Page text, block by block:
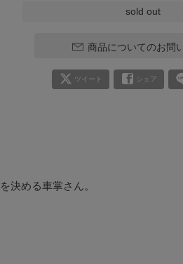
sold out
商品についてのお問
ツイート シェア
決める車掌さん。